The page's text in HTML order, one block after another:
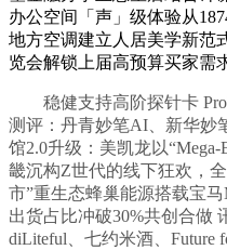
办公空间「声」级体验从
地方空调建立人居美学新范
览会解锁上届高预算买家需
稳健支持高阶探针卡
测评：丹青妙笔AI、新华妙
馆2.0升级：美凯龙以
畿沉构Z世代的线下狂欢，
市”重生态蜂巢能源搭载宝
出货占比冲破30%共创合做
diLiteful、七约米酒、Future